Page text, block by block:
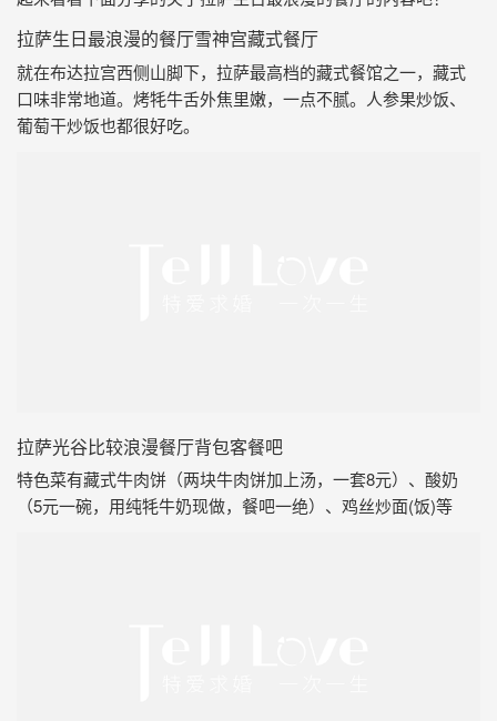
拉萨生日最浪漫的餐厅雪神宫藏式餐厅
就在布达拉宫西侧山脚下，拉萨最高档的藏式餐馆之一，藏式
口味非常地道。烤牦牛舌外焦里嫩，一点不腻。人参果炒饭、
葡萄干炒饭也都很好吃。
拉萨光谷比较浪漫餐厅背包客餐吧
特色菜有藏式牛肉饼（两块牛肉饼加上汤，一套8元）、酸奶
（5元一碗，用纯牦牛奶现做，餐吧一绝）、鸡丝炒面(饭)等